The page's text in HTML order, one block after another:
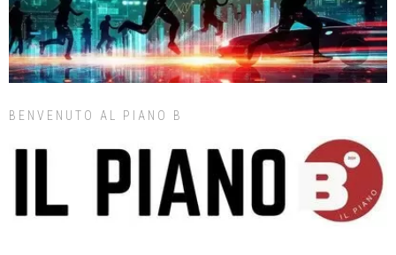
BENVENUTO AL PIANO B